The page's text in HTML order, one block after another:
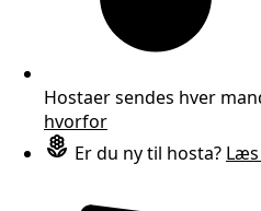
Hostaer sendes hver
hvorfor
Er du ny til hosta?